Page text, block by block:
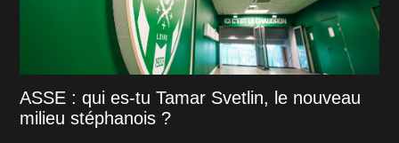
ASSE : qui es-tu Tamar Svetlin, le nouveau
milieu stéphanois ?